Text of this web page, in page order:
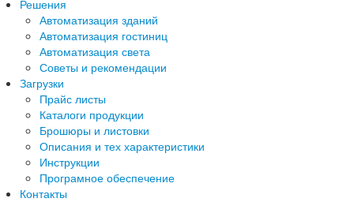
Решения
Автоматизация зданий
Автоматизация гостиниц
Автоматизация света
Советы и рекомендации
Загрузки
Прайс листы
Каталоги продукции
Брошюры и листовки
Описания и тех характеристики
Инструкции
Програмное обеспечение
Контакты